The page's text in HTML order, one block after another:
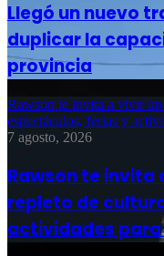
Llegó un nuevo
duplicar la
provincia
Rawson te invita a vivir
espectáculos, ferias y
7 agosto, 2026
Rawson te invita
repleto de
actividades